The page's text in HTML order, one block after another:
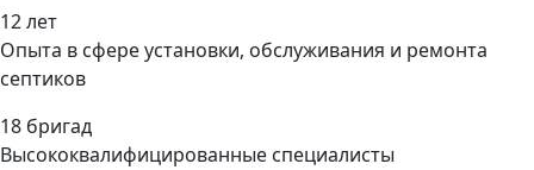
12лет
Опыта в сфере установки, обслуживания и ремонта
септиков
18 бригад
Высококвалифицированные специалисты